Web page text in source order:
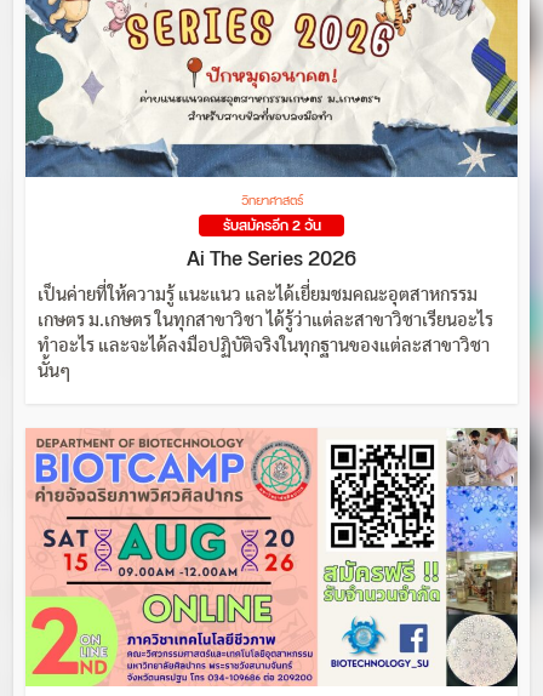
วิทยาศาสตร์
รับสมัครอีก 2 วัน
Ai The Series 2026
เป็นค่ายที่ให้ความรู้ แนะแนว และได้เยี่ยมชมคณะอุตสาหกรรม
เกษตร ม.เกษตร ในทุกสาขาวิชา ได้รู้ว่าแต่ละสาขาวิชาเรียนอะไร
ทำอะไร และจะได้ลงมือปฏิบัติจริงในทุกฐานของแต่ละสาขาวิชา
นั้นๆ